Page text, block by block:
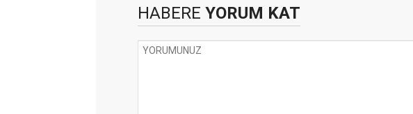
HABERE YORUM KAT